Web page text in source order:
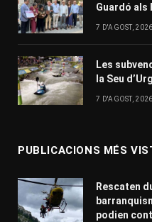
Guardó
7 D'AGOST,
Les
la Seu
7 D'AGOST,
PUBLICACIONS MÉS
Rescaten
podien